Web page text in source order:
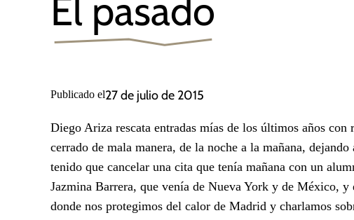
El pasado
Publicado el27 de julio de 2015
Diego Ariza rescata entradas mías de los últimos años
cerrado de mala manera, de la noche a la mañana,
tenido que cancelar una cita que tenía mañana con un
Jazmina Barrera, que venía de Nueva York y de México,
donde nos protegimos del calor de Madrid y charlamos